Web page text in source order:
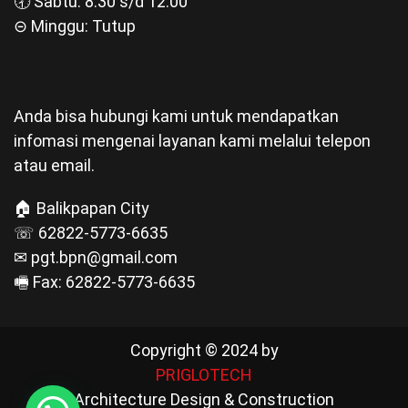
⊝ Minggu: Tutup
Anda bisa hubungi kami untuk mendapatkan
infomasi mengenai layanan kami melalui telepon
atau email.
🏠 Balikpapan City
☏ 62822-5773-6635
✉ pgt.bpn@gmail.com
🖷 Fax: 62822-5773-6635
Copyright © 2024 by
PRIGLOTECH
Architecture Design & Construction